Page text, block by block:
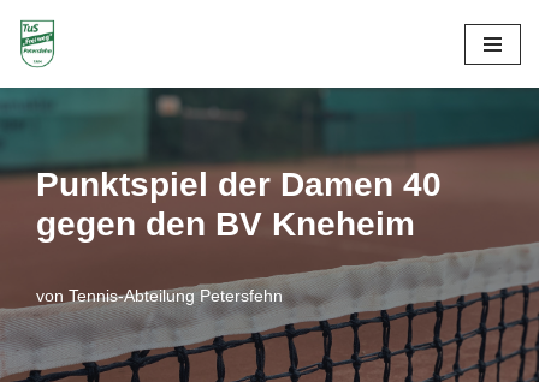
Zum
Punktspiel der Damen 40
gegen den BV Kneheim
von Tennis-Abteilung Petersfehn